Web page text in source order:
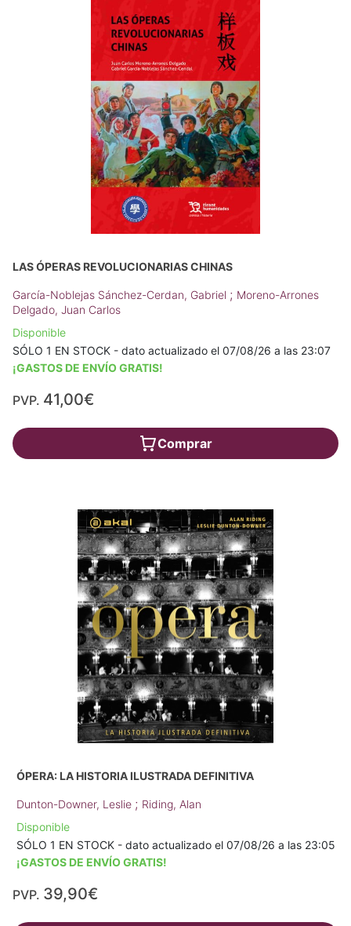
LAS ÓPERAS REVOLUCIONARIAS CHINAS
García-Noblejas Sánchez-Cerdan, Gabriel ; Moreno-Arrones
Delgado, Juan Carlos
Disponible
SÓLO 1 EN STOCK - dato actualizado el 07/08/26 a las 23:07
¡GASTOS DE ENVÍO GRATIS!
PVP. 41,00€
Comprar
ÓPERA: LA HISTORIA ILUSTRADA DEFINITIVA
Dunton-Downer, Leslie ; Riding, Alan
Disponible
SÓLO 1 EN STOCK - dato actualizado el 07/08/26 a las 23:05
¡GASTOS DE ENVÍO GRATIS!
PVP. 39,90€